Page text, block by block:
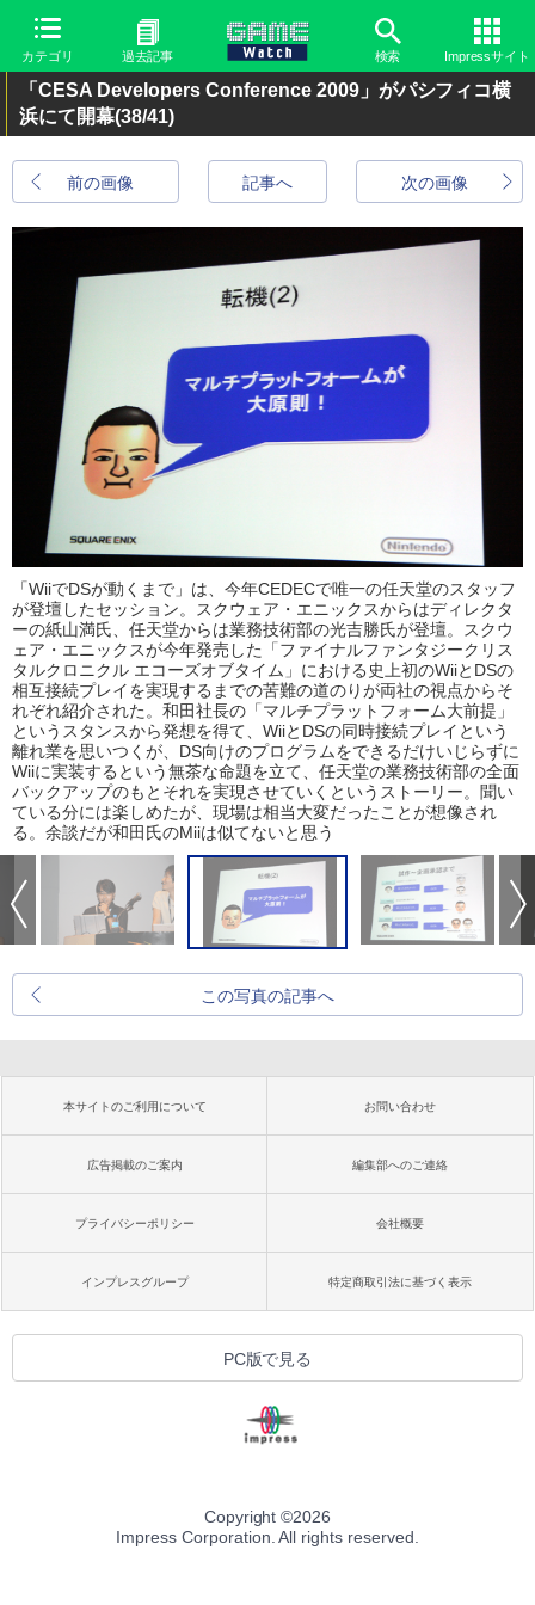
カテゴリ 過去記事 検索 Impressサイト
「CESA Developers Conference 2009」がパシフィコ横
浜にて開幕(38/41)
前の画像 次の画像
記事へ
「WiiでDSが動くまで」は、今年CEDECで唯一の任天堂のスタッフ
が登壇したセッション。スクウェア・エニックスからはディレクタ
ーの紙山満氏、任天堂からは業務技術部の光吉勝氏が登壇。スクウ
ェア・エニックスが今年発売した「ファイナルファンタジークリス
タルクロニクル エコーズオブタイム」における史上初のWiiとDSの
相互接続プレイを実現するまでの苦難の道のりが両社の視点からそ
れぞれ紹介された。和田社長の「マルチプラットフォーム大前提」
というスタンスから発想を得て、WiiとDSの同時接続プレイという
離れ業を思いつくが、DS向けのプログラムをできるだけいじらずに
Wiiに実装するという無茶な命題を立て、任天堂の業務技術部の全面
バックアップのもとそれを実現させていくというストーリー。聞い
ている分には楽しめたが、現場は相当大変だったことが想像され
る。余談だが和田氏のMiiは似てないと思う
この写真の記事へ
本サイトのご利用について お問い合わせ
広告掲載のご案内 編集部へのご連絡
プライバシーポリシー 会社概要
インプレスグループ 特定商取引法に基づく表示
PC版で見る
Copyright ©2026
Impress Corporation. All rights reserved.